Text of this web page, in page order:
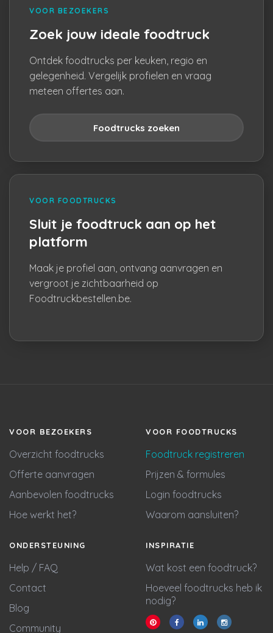
VOOR BEZOEKERS
Zoek jouw ideale foodtruck
Ontdek foodtrucks per keuken, regio en
gelegenheid. Vergelijk profielen en vraag
meteen offertes aan.
Foodtrucks zoeken
VOOR FOODTRUCKS
Sluit je foodtruck aan op het
platform
Maak je profiel aan, ontvang aanvragen en
vergroot je zichtbaarheid op
Foodtruckbestellen.be.
VOOR BEZOEKERS
Overzicht foodtrucks
Offerte aanvragen
Aanbevolen foodtrucks
Hoe werkt het?
VOOR FOODTRUCKS
Foodtruck registreren
Prijzen & formules
Login foodtrucks
Waarom aansluiten?
ONDERSTEUNING
Help / FAQ
Contact
Blog
Community
INSPIRATIE
Wat kost een foodtruck?
Hoeveel foodtrucks heb ik
nodig?